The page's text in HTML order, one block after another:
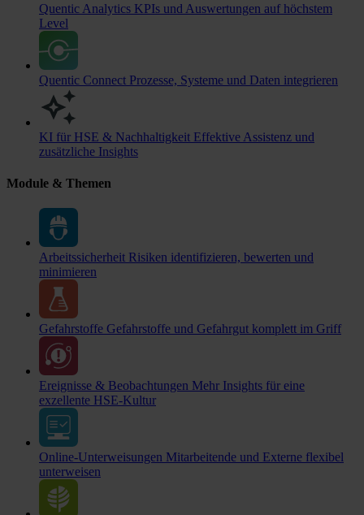
Quentic Analytics KPIs und Auswertungen auf höchstem
Level
Quentic Connect Prozesse, Systeme und Daten integrieren
KI für HSE & Nachhaltigkeit Effektive Assistenz und
zusätzliche Insights
Module & Themen
Arbeitssicherheit Risiken identifizieren, bewerten und
minimieren
Gefahrstoffe Gefahrstoffe und Gefahrgut komplett im Griff
Ereignisse & Beobachtungen Mehr Insights für eine
exzellente HSE-Kultur
Online-Unterweisungen Mitarbeitende und Externe flexibel
unterweisen